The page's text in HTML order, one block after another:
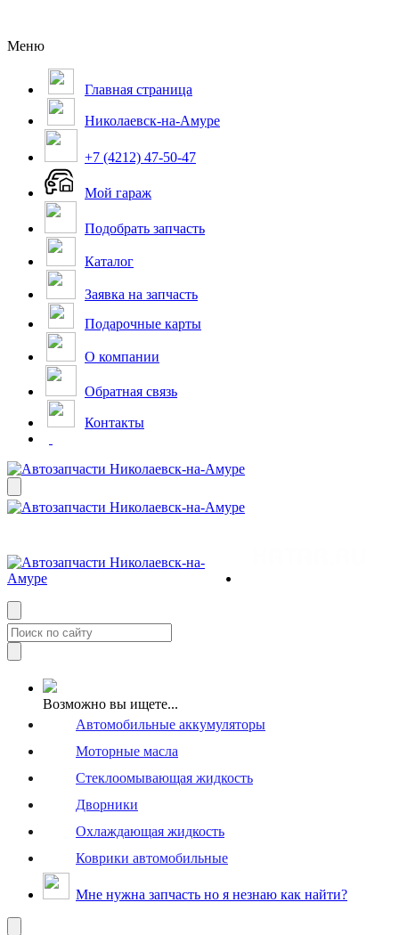
Меню
Главная страница
Николаевск-на-Амуре
+7 (4212) 47-50-47
Мой гараж
Подобрать запчасть
Каталог
Заявка на запчасть
Подарочные карты
О компании
Обратная связь
Контакты
Возможно вы ищете...
Автомобильные аккумуляторы
Моторные масла
Стеклоомывающая жидкость
Дворники
Охлаждающая жидкость
Коврики автомобильные
Мне нужна запчасть но я незнаю как найти?